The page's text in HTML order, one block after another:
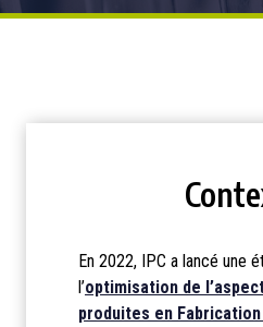
En 2022, IPC a lancé une
l’optimisation de
produites en